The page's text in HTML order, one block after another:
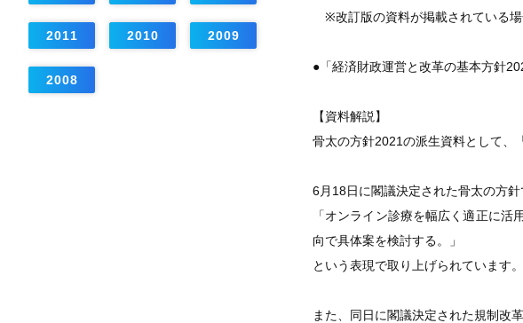
※改訂版の資料が掲載されている場
●「経済財政運営と改革の基本方針
【資料解説】
骨太の方針2021の派生資料として、
6月18日に閣議決定された骨太の方針
「オンライン診療を幅広く適正に
向で具体案を検討する。」
という表現で取り上げられています。
また、同日に閣議決定された規制改
2011 2010 2009
2008